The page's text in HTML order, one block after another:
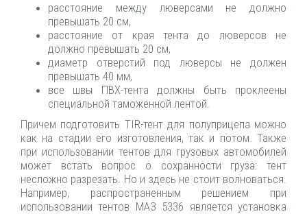
расстояние между люверсами не должно
превышать 20 см,
расстояние от края тента до люверсов не
должно превышать 20 см,
диаметр отверстий под люверсы не должен
превышать 40 мм,
все швы ПВХ-тента должны быть проклеены
специальной таможенной лентой.
Причем подготовить TIR-тент для полуприцепа можно
как на стадии его изготовления, так и потом. Также
при использовании тентов для грузовых автомобилей
может встать вопрос о сохранности груза: тент
несложно разрезать. Но и здесь не стоит волноваться.
Например, распространенным решением при
использовании тентов МАЗ 5336 является установка